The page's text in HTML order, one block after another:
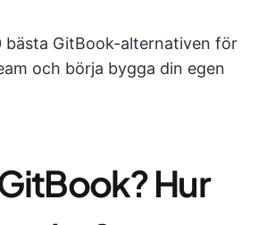
bästa GitBook-alternativen för
och börja bygga din egen
Hur